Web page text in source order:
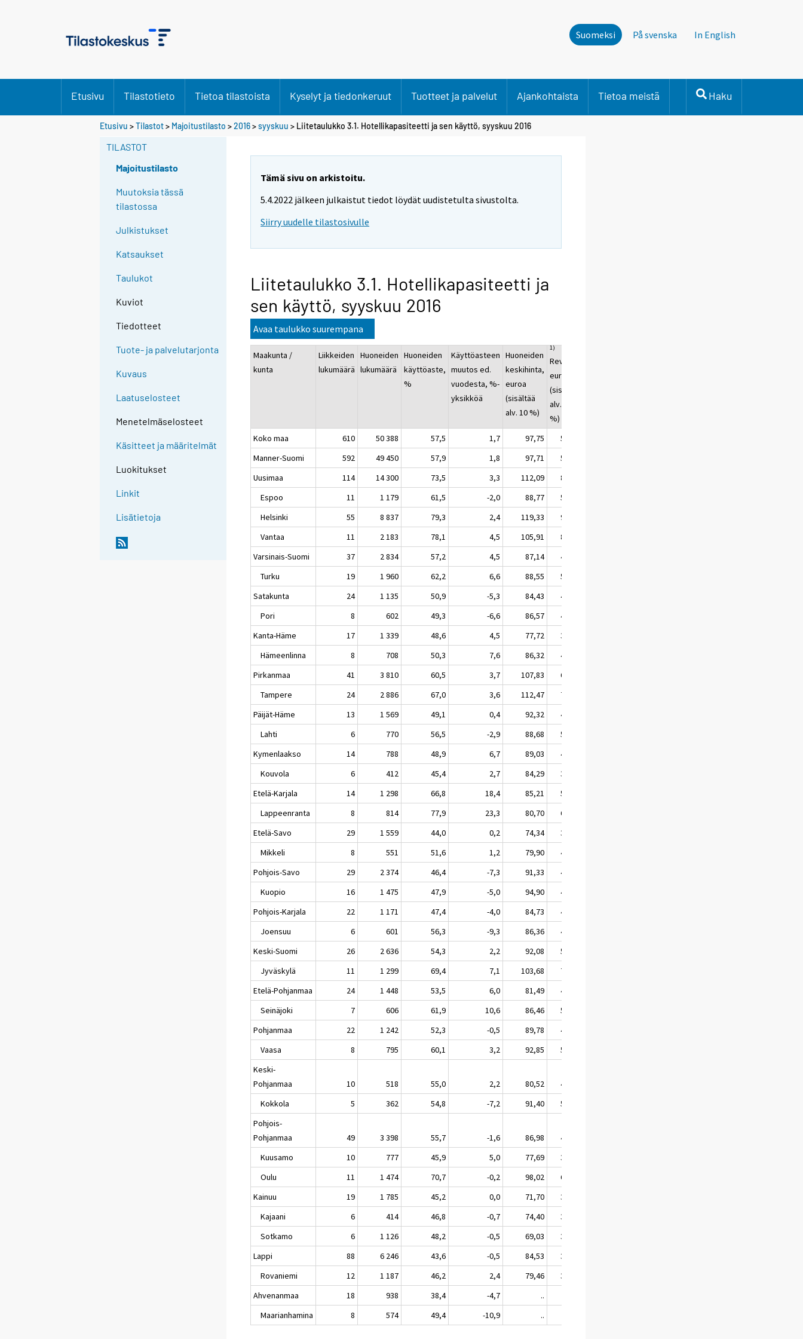
Suomeksi På svenska In English
Etusivu Tilastotieto Tietoa tilastoista Kyselyt ja tiedonkeruut Tuotteet ja palvelut Ajankohtaista Tietoa meistä Haku
Etusivu >Tilastot> Majoitustilasto >2016>syyskuu > Liitetaulukko 3.1. Hotellikapasiteetti ja sen käyttö, syyskuu 2016
TILASTOT
Majoitustilasto
Muutoksia tässä
tilastossa
Julkistukset
Katsaukset
Taulukot
Kuviot
Tiedotteet
Tuote- ja palvelutarjonta
Kuvaus
Laatuselosteet
Menetelmäselosteet
Käsitteet ja määritelmät
Luokitukset
Linkit
Lisätietoja
Tämä sivu on arkistoitu.
5.4.2022 jälkeen julkaistut tiedot löydät uudistetulta sivustolta.
Siirry uudelle tilastosivulle
Liitetaulukko 3.1. Hotellikapasiteetti ja
sen käyttö, syyskuu 2016
Avaa taulukko suurempana
Maakunta /
kunta
Liikkeiden
lukumäärä
Huoneiden
lukumäärä
Huoneiden
käyttöaste,
%
Käyttöasteen
muutos ed.
vuodesta, %-
yksikköä
Huoneiden
keskihinta,
euroa
(sisältää
alv. 10 %)
1)
RevPAR,
euroa
(sisältää
alv. 10
%)
Koko maa
610 50 388 57,5 1,7 97,75
56,25
Manner-Suomi
592 49 450 57,9 1,8 97,71
56,58
Uusimaa
114 14 300 73,5 3,3 112,09
82,44
Espoo
11 1 179 61,5 -2,0 88,77
54,63
Helsinki
55 8 837 79,3 2,4 119,33
94,58
Vantaa
11 2 183 78,1 4,5 105,91
82,70
Varsinais-Suomi
37 2 834 57,2 4,5 87,14
49,82
Turku
19 1 960 62,2 6,6 88,55
55,07
Satakunta
24 1 135 50,9 -5,3 84,43
42,95
Pori
8 602 49,3 -6,6 86,57
42,68
Kanta-Häme
17 1 339 48,6 4,5 77,72
37,79
Hämeenlinna
8 708 50,3 7,6 86,32
43,44
Pirkanmaa
41 3 810 60,5 3,7 107,83
65,21
Tampere
24 2 886 67,0 3,6 112,47
75,31
Päijät-Häme
13 1 569 49,1 0,4 92,32
45,36
Lahti
6 770 56,5 -2,9 88,68
50,08
Kymenlaakso
14 788 48,9 6,7 89,03
43,53
Kouvola
6 412 45,4 2,7 84,29
38,26
Etelä-Karjala
14 1 298 66,8 18,4 85,21
56,90
Lappeenranta
8 814 77,9 23,3 80,70
62,90
Etelä-Savo
29 1 559 44,0 0,2 74,34
32,67
Mikkeli
8 551 51,6 1,2 79,90
41,19
Pohjois-Savo
29 2 374 46,4 -7,3 91,33
42,36
Kuopio
16 1 475 47,9 -5,0 94,90
45,47
Pohjois-Karjala
22 1 171 47,4 -4,0 84,73
40,17
Joensuu
6 601 56,3 -9,3 86,36
48,59
Keski-Suomi
26 2 636 54,3 2,2 92,08
50,01
Jyväskylä
11 1 299 69,4 7,1 103,68
71,94
Etelä-Pohjanmaa
24 1 448 53,5 6,0 81,49
43,58
Seinäjoki
7 606 61,9 10,6 86,46
53,50
Pohjanmaa
22 1 242 52,3 -0,5 89,78
46,96
Vaasa
8 795 60,1 3,2 92,85
55,80
Keski-
Pohjanmaa
10 518 55,0 2,2 80,52
44,25
Kokkola
5 362 54,8 -7,2 91,40
50,09
Pohjois-
Pohjanmaa
49 3 398 55,7 -1,6 86,98
48,48
Kuusamo
10 777 45,9 5,0 77,69
35,66
Oulu
11 1 474 70,7 -0,2 98,02
69,27
Kainuu
19 1 785 45,2 0,0 71,70
32,43
Kajaani
6 414 46,8 -0,7 74,40
34,79
Sotkamo
6 1 126 48,2 -0,5 69,03
33,27
Lappi
88 6 246 43,6 -0,5 84,53
36,90
Rovaniemi
12 1 187 46,2 2,4 79,46
36,72
Ahvenanmaa
18 938 38,4 -4,7 ..
Maarianhamina
8 574 49,4 -10,9 ..